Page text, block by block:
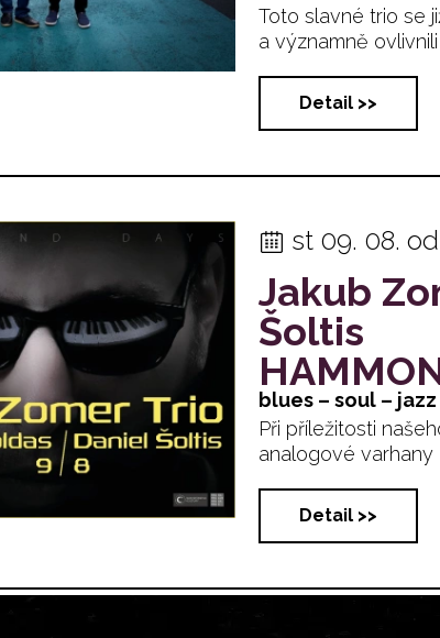
Toto slavné trio se
a významně
Detail >>
st 09. 08.
Jakub
Šoltis
blues – soul – jazz
Při příležitosti
analogové varhany
Detail >>